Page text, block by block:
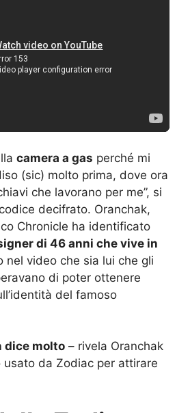
camera a gas perché mi
(sic) molto prima, dove ora
che lavorano per me”, si
decifrato. Oranchak,
Chronicle ha identificato
di 46 anni che vive in
nel video che sia lui che gli
di poter ottenere
del famoso
dice molto – rivela Oranchak
usato da Zodiac per attirare